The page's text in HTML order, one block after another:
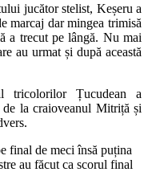
jucător stelist, Keșeru a
marcaj dar mingea trimisă
a trecut pe lângă. Nu mai
au urmat și după această
Țucudean a
de la craioveanul Mitriță și
final de meci însă puțina
au făcut ca scorul final